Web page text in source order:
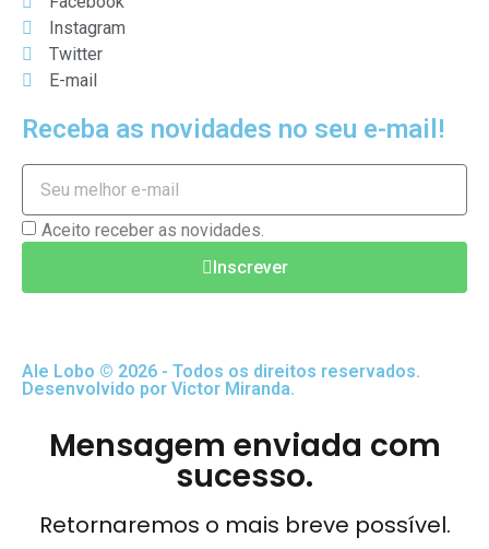
Instagram
Twitter
E-mail
Receba as novidades no seu e-mail!
Aceito receber as novidades.
Inscrever
Ale Lobo © 2026 - Todos os direitos reservados.
Desenvolvido por Victor Miranda.
Mensagem enviada com
sucesso.
Retornaremos o mais breve possível.